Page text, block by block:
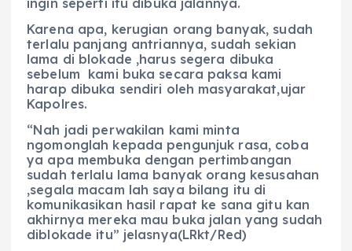
Karena apa, kerugian orang banyak, sudah
terlalu panjang antriannya, sudah sekian
lama di blokade ,harus segera dibuka
sebelum kami buka secara paksa kami
harap dibuka sendiri oleh masyarakat,ujar
Kapolres.
“Nah jadi perwakilan kami minta
ngomonglah kepada pengunjuk rasa, coba
ya apa membuka dengan pertimbangan
sudah terlalu lama banyak orang kesusahan
,segala macam lah saya bilang itu di
komunikasikan hasil rapat ke sana gitu kan
akhirnya mereka mau buka jalan yang sudah
diblokade itu” jelasnya(LRkt/Red)